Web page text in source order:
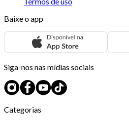
Baixe o app
Siga-nos nas mídias sociais
Categorias